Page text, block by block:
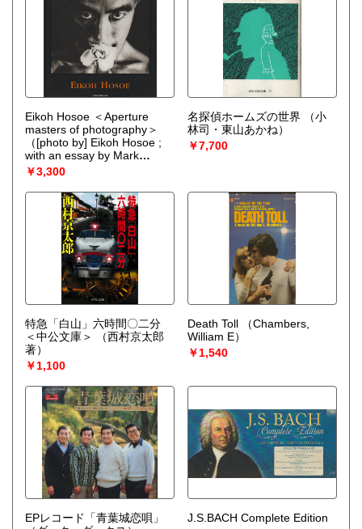
Eikoh Hosoe ＜Aperture
masters of photography＞
（[photo by] Eikoh Hosoe ;
with an essay by Mark
Holborn）
￥3,300
名探偵ホームズの世界
（小
林司・東山あかね）
￥7,700
特急「白山」六時間〇二分
＜中公文庫＞
（西村京太郎
著）
￥1,100
Death Toll
（Chambers,
William E）
￥1,540
EPレコード「青葉城恋唄」
J.S.BACH Complete Edition